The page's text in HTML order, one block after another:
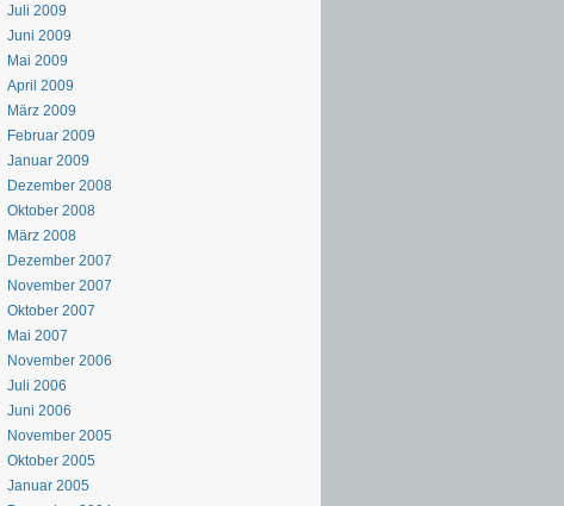
Juli 2009
Juni 2009
Mai 2009
April 2009
März 2009
Februar 2009
Januar 2009
Dezember 2008
Oktober 2008
März 2008
Dezember 2007
November 2007
Oktober 2007
Mai 2007
November 2006
Juli 2006
Juni 2006
November 2005
Oktober 2005
Januar 2005